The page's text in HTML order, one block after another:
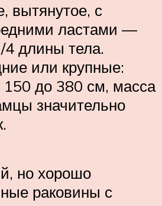
вытянутое, с
ластами —
длины тела.
или крупные:
150 до 380 см, масса
значительно
но хорошо
раковины с